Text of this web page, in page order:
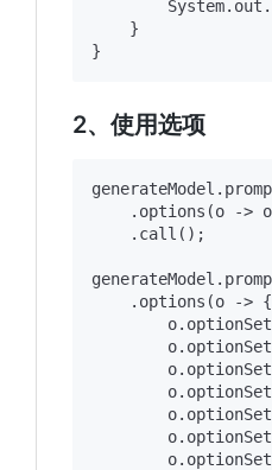
    }
2、使用选项
.options(o ->
    .call();
    .options(o -> {